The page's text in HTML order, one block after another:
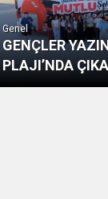
Genel
GENÇLER
PLAJI’NDA